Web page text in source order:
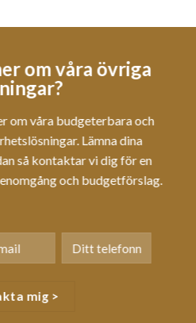
om våra övriga
om våra budgeterbara och
Lämna dina
så kontaktar vi dig för en
och budgetförslag.